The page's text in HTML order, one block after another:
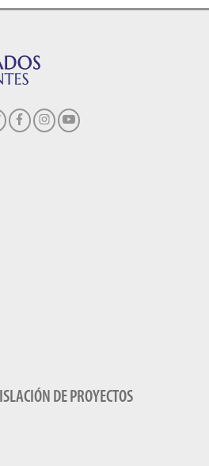
DE PROYECTOS